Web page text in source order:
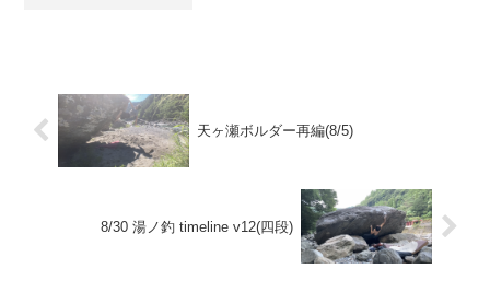
天ヶ瀬ボルダー再編(8/5)
8/30 湯ノ釣 timeline v12(四段)